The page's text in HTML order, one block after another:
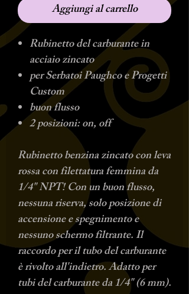
Aggiungi al carrello
Rubinetto del carburante in
acciaio zincato
per Serbatoi Paughco e Progetti
Custom
buon flusso
2 posizioni: on, off
Rubinetto benzina zincato con leva
rossa con filettatura femmina da
1/4" NPT! Con un buon flusso,
nessuna riserva, solo posizione di
accensione e spegnimento e
nessuno schermo filtrante. Il
raccordo per il tubo del carburante
è rivolto all'indietro. Adatto per
tubi del carburante da 1/4" (6 mm).